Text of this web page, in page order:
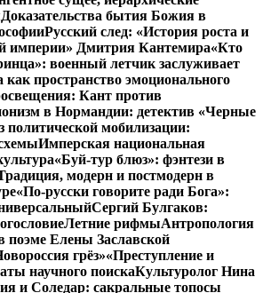
Доказательства бытия Божия в
Русский след: «История роста и
империи» Дмитрия Кантемира«Кто
военный летчик заслуживает
как пространство эмоционального
Кант против
в Нормандии: детектив «Черные
политической мобилизации:
Имперская национальная
«Буй-тур блюз»: фэнтези в
модерн и постмодерн в
«По-русски говорите ради Бога»:
Сергий Булгаков:
Летние рифмыАнтропология
поэме Елены Заславской
грёз»«Преступление и
научного поискаКультуролог Нина
и Соледар: сакральные топосы